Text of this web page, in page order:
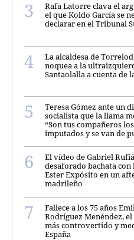
Rafa Latorre clava el
el que Koldo García se
declarar en el Tribunal
La alcaldesa de
noquea a la
Santaolalla a cuenta de
Teresa Gómez ante un
socialista que la llama
“Son tus compañeros
imputados y se van de
El vídeo de Gabriel
desaforado bachata con
Ester Expósito en un
madrileño
Fallece a los 75 años
Rodríguez Menéndez, el
más controvertido y
España